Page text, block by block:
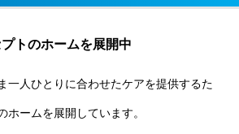
トのホームを展開中
一人ひとりに合わせたケアを提供するた
ホームを展開しています。